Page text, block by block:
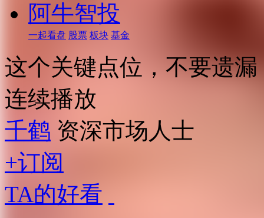
阿牛智投
一起看盘 股票 板块 基金
这个关键点位，不要遗漏
连续播放
千鹤 资深市场人士
+订阅
TA的好看